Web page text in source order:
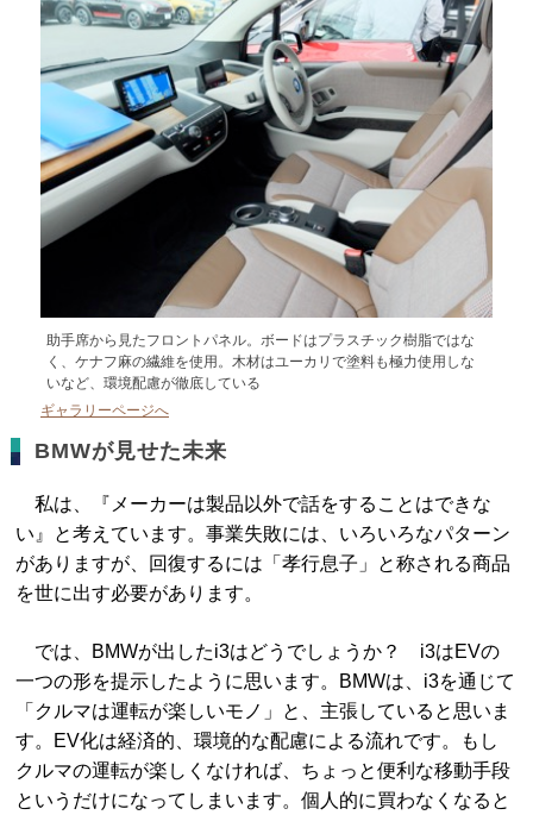
助手席から見たフロントパネル。ボードはプラスチック樹脂ではな
く、ケナフ麻の繊維を使用。木材はユーカリで塗料も極力使用しな
いなど、環境配慮が徹底している
ギャラリーページへ
BMWが見せた未来
私は、『メーカーは製品以外で話をすることはできな
い』と考えています。事業失敗には、いろいろなパターン
がありますが、回復するには「孝行息子」と称される商品
を世に出す必要があります。
では、BMWが出したi3はどうでしょうか？ i3はEVの
一つの形を提示したように思います。BMWは、i3を通じて
「クルマは運転が楽しいモノ」と、主張していると思いま
す。EV化は経済的、環境的な配慮による流れです。もし
クルマの運転が楽しくなければ、ちょっと便利な移動手段
というだけになってしまいます。個人的に買わなくなると